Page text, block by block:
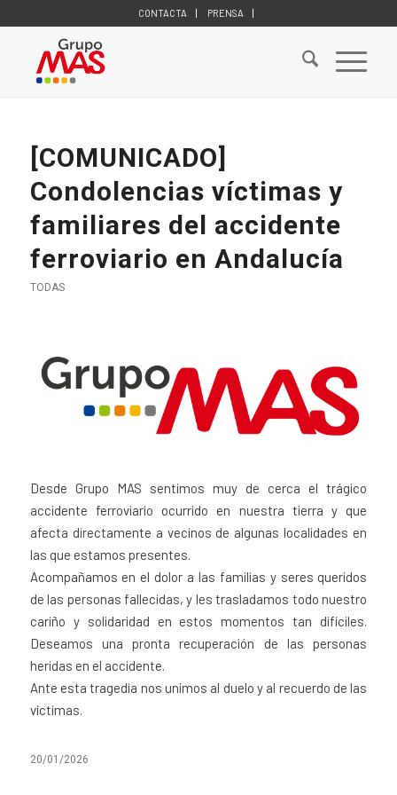
CONTACTA PRENSA
[COMUNICADO]
Condolencias víctimas y
familiares del accidente
ferroviario en Andalucía
TODAS
Desde Grupo MAS sentimos muy de cerca el trágico
accidente ferroviario ocurrido en nuestra tierra y que
afecta directamente a vecinos de algunas localidades en
las que estamos presentes.
Acompañamos en el dolor a las familias y seres queridos
de las personas fallecidas, y les trasladamos todo nuestro
cariño y solidaridad en estos momentos tan difíciles.
Deseamos una pronta recuperación de las personas
heridas en el accidente.
Ante esta tragedia nos unimos al duelo y al recuerdo de las
víctimas.
20/01/2026